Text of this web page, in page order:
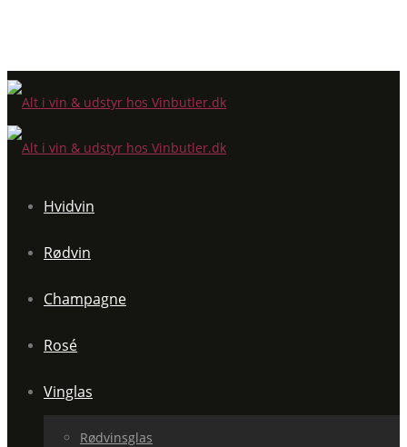
Hvidvin
Rødvin
Champagne
Rosé
Vinglas
Rødvinsglas